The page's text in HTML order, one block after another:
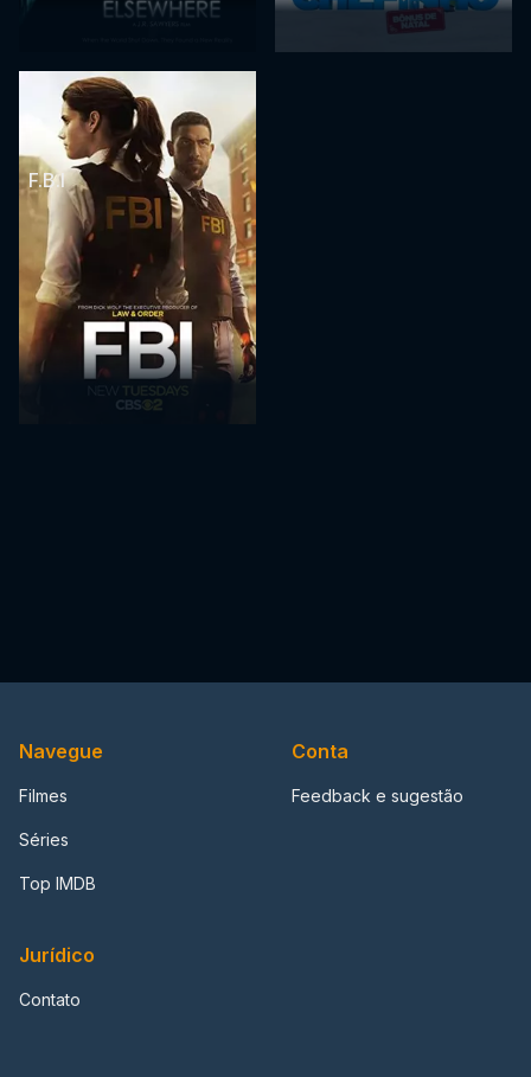
F.B.I
Navegue
Filmes
Séries
Top IMDB
Conta
Feedback e sugestão
Jurídico
Contato